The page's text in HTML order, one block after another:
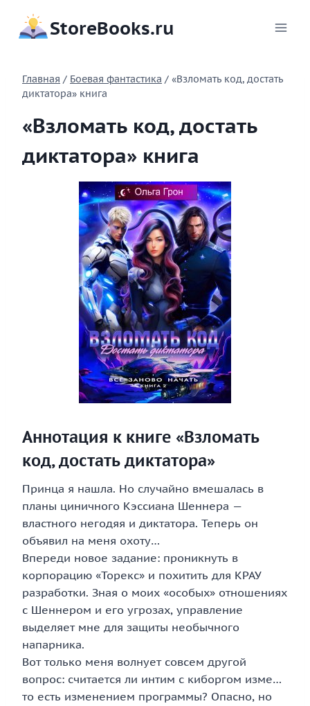
содержимому
StoreBooks.ru
Главная / Боевая фантастика / «Взломать код, достать
диктатора» книга
«Взломать код, достать
диктатора» книга
Аннотация к книге «Взломать
код, достать диктатора»
Принца я нашла. Но случайно вмешалась в
планы циничного Кэссиана Шеннера —
властного негодяя и диктатора. Теперь он
объявил на меня охоту…
Впереди новое задание: проникнуть в
корпорацию «Торекс» и похитить для КРАУ
разработки. Зная о моих «особых» отношениях
с Шеннером и его угрозах, управление
выделяет мне для защиты необычного
напарника.
Вот только меня волнует совсем другой
вопрос: считается ли интим с киборгом изме…
то есть изменением программы? Опасно, но